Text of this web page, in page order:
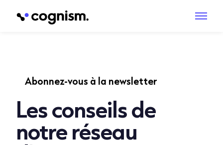
Abonnez-vous à la newsletter
Les conseils de
notre réseau